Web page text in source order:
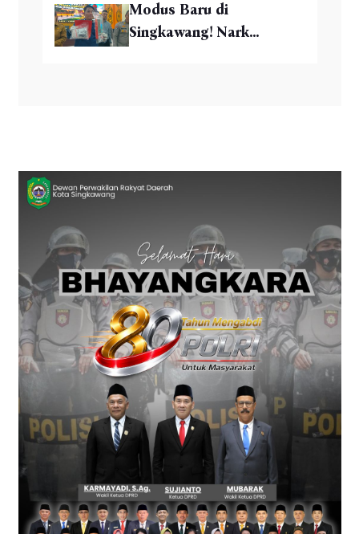
Modus Baru di
Singkawang! Nark...